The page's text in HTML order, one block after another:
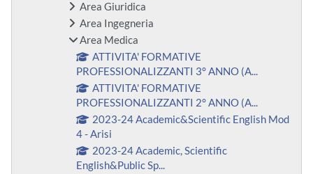
Area Giuridica
Area Ingegneria
Area Medica
ATTIVITA' FORMATIVE
PROFESSIONALIZZANTI 3° ANNO (A...
ATTIVITA' FORMATIVE
PROFESSIONALIZZANTI 2° ANNO (A...
2023-24 Academic&Scientific English Mod
4 - Arisi
2023-24 Academic, Scientific
English&Public Sp...